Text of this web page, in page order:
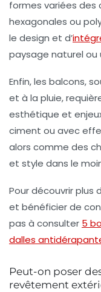
formes variées des
hexagonales ou
le design et d’
paysage naturel ou
Enfin, les balcons,
et à la pluie,
esthétique et
ciment ou avec
alors comme des
et style dans le
Pour découvrir plus
et bénéficier de
pas à consulter 5
dalles
Peut-on poser
revêtement